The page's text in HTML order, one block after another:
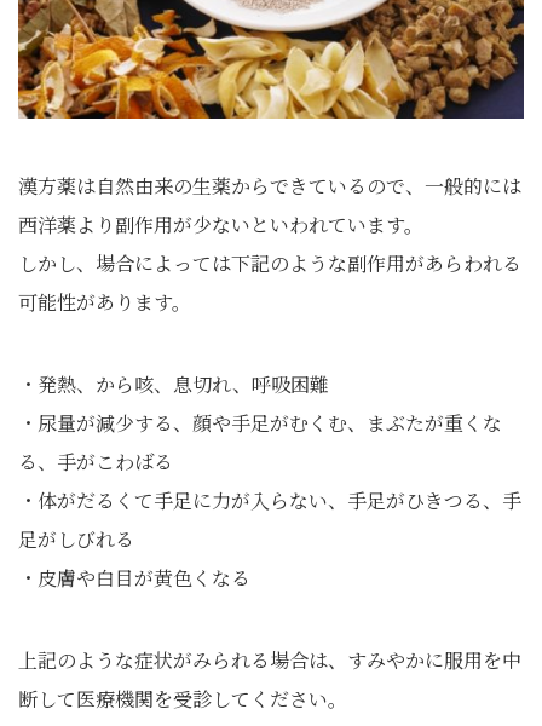
漢方薬は自然由来の生薬からできているので、一般的には
西洋薬より副作用が少ないといわれています。
しかし、場合によっては下記のような副作用があらわれる
可能性があります。
・発熱、から咳、息切れ、呼吸困難
・尿量が減少する、顔や手足がむくむ、まぶたが重くな
る、手がこわばる
・体がだるくて手足に力が入らない、手足がひきつる、手
足がしびれる
・皮膚や白目が黄色くなる
上記のような症状がみられる場合は、すみやかに服用を中
断して医療機関を受診してください。